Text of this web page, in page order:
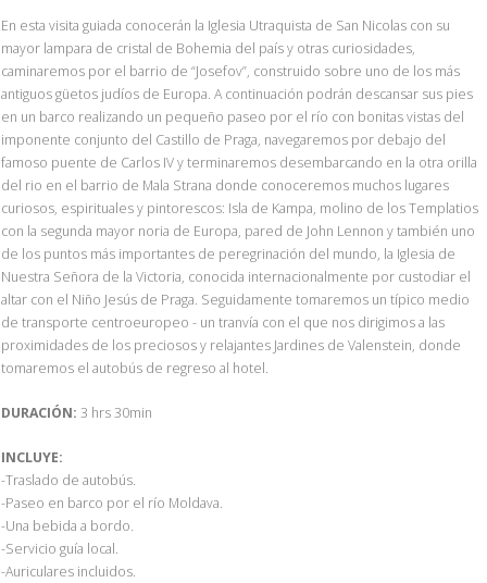
En esta visita guiada conocerán la Iglesia Utraquista de San Nicolas con su
mayor lampara de cristal de Bohemia del país y otras curiosidades,
caminaremos por el barrio de “Josefov”, construido sobre uno de los más
antiguos güetos judíos de Europa. A continuación podrán descansar sus pies
en un barco realizando un pequeño paseo por el río con bonitas vistas del
imponente conjunto del Castillo de Praga, navegaremos por debajo del
famoso puente de Carlos IV y terminaremos desembarcando en la otra orilla
del rio en el barrio de Mala Strana donde conoceremos muchos lugares
curiosos, espirituales y pintorescos: Isla de Kampa, molino de los Templatios
con la segunda mayor noria de Europa, pared de John Lennon y también uno
de los puntos más importantes de peregrinación del mundo, la Iglesia de
Nuestra Señora de la Victoria, conocida internacionalmente por custodiar el
altar con el Niño Jesús de Praga. Seguidamente tomaremos un típico medio
de transporte centroeuropeo - un tranvía con el que nos dirigimos a las
proximidades de los preciosos y relajantes Jardines de Valenstein, donde
tomaremos el autobús de regreso al hotel.
DURACIÓN: 3 hrs 30min
INCLUYE:
-Traslado de autobús.
-Paseo en barco por el río Moldava.
-Una bebida a bordo.
-Servicio guía local.
-Auriculares incluidos.